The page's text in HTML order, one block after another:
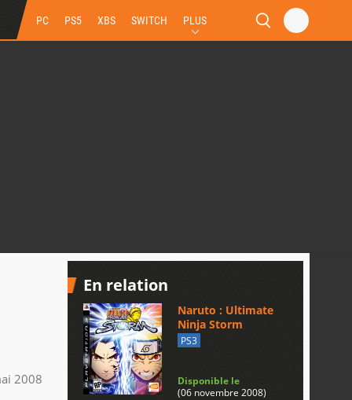
PC PS5 XBS SWITCH PLUS
2008
En relation
Naruto : Ultimate
Ninja Storm
PS3
Disponible le
(06 novembre 2008)